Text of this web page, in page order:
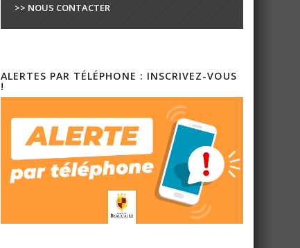
>> NOUS CONTACTER
ALERTES PAR TÉLÉPHONE : INSCRIVEZ-VOUS
!